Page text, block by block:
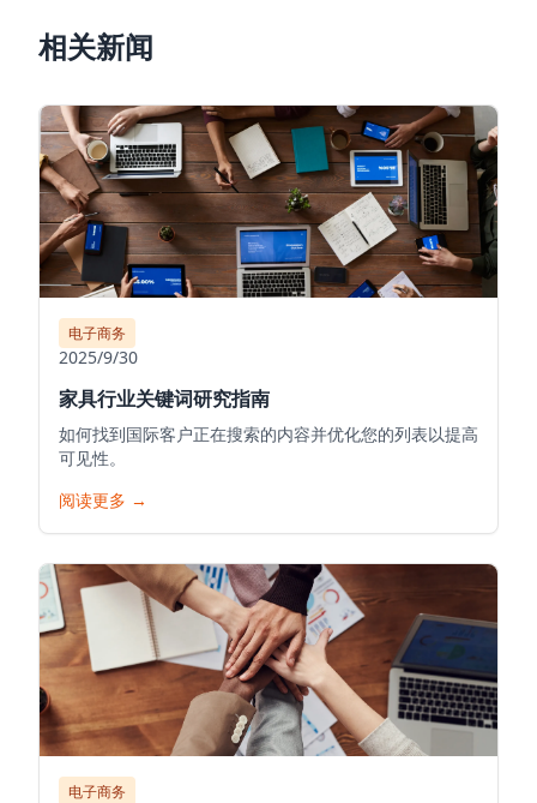
相关新闻
电子商务
2025/9/30
家具行业关键词研究指南
如何找到国际客户正在搜索的内容并优化您的列表以提高
可见性。
阅读更多 →
电子商务